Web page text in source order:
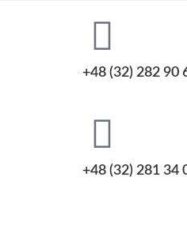
+48 (32) 282 90
+48 (32) 281 34